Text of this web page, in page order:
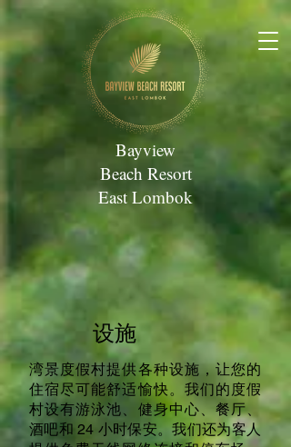
Bayview
Beach Resort
East Lombok
​设施
湾景度假村提供各种设施，让您的
住宿尽可能舒适愉快。我们的度假
村设有游泳池、健身中心、餐厅、
酒吧和 24 小时保安。我们还为客人